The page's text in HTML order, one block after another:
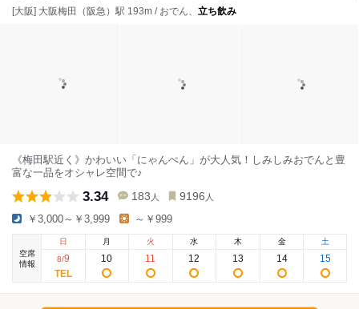
[大阪] 大阪梅田（阪急）駅 193m / おでん、 立ち飲み
《梅田駅近く》かわいい「にゃんぺん」が大人気！しみしみおでんと豊
富な一品をオシャレ空間で♪
3.34 183 人 9196 人
￥3,000～￥3,999 ～￥999
空席
情報
日
8/9
月
10
火
11
水
12
木
13
金
14
土
15